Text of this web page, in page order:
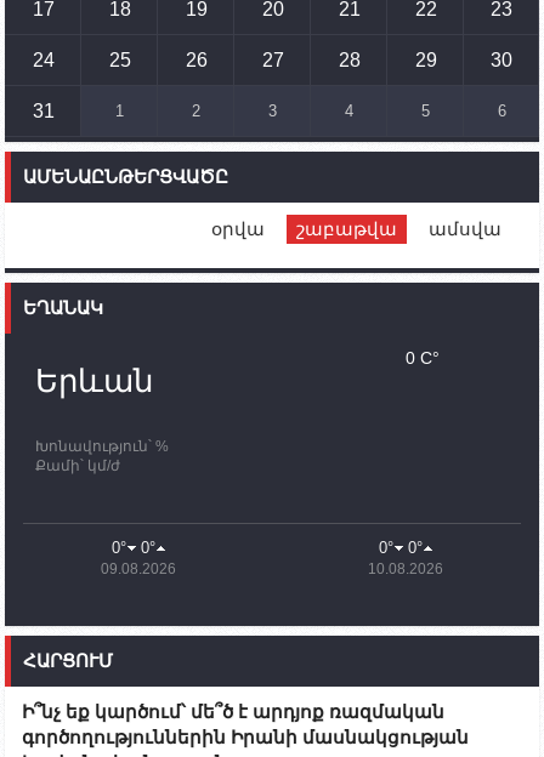
14:54 02.10.2023
տեղակայված հայկական դիրքերի անձնակազմի
ունեն. կիպրոսցի խորհրդարանականը՝ Ալեն
Ֆրանսիայի ԱԳ նախարարը կայցելի Հայաստան
պատասխանատուներ կմնան ԼՂ-ում՝ մինչև
որոնողափրկարարական աշխատանքների
11:03
ՄԱԿ-ի առաքելությունը շատ, շատ, շատ օգտակար
Ադրբեջանի փոխվարչապետն այսօր կմեկնի
Ստեփանակերտ
10:07 02.10.2023
09:38 02.10.2023
Խումբն Արցախում կմնա` մինչև զոհվածների
17 18 19 20 21 22 23
24 25 26 27 28 29 30
31 1 2 3 4 5 6
ԱՄԵՆԱԸՆԹԵՐՑՎԱԾԸ
օրվա շաբաթվա ամսվա
ԵՂԱՆԱԿ
Երևան
Խոնավություն՝ %
Քամի՝ կմ/ժ
0 C°
0° 0°
09.08.2026
0° 0°
10.08.2026
ՀԱՐՑՈՒՄ
Ի՞նչ եք կարծում՝ մե՞ծ է արդյոք ռազմական
գործողություններին Իրանի մասնակցության